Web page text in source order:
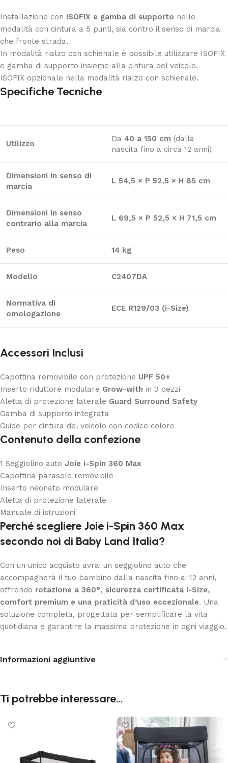
Installazione con ISOFIX e gamba di supporto nelle
modalità con cintura a 5 punti, sia contro il senso di marcia
che fronte strada.
In modalità rialzo con schienale è possibile utilizzare ISOFIX
e gamba di supporto insieme alla cintura del veicolo.
ISOFIX opzionale nella modalità rialzo con schienale.
Specifiche Tecniche
Utilizzo
Da 40 a 150 cm (dalla
nascita fino a circa 12 anni)
Dimensioni in senso di
marcia
L 54,5 × P 52,5 × H 85 cm
Dimensioni in senso
contrario alla marcia
L 69,5 × P 52,5 × H 71,5 cm
Peso 14 kg
Modello C2407DA
Normativa di
omologazione
ECE R129/03 (i-Size)
Accessori Inclusi
Capottina removibile con protezione UPF 50+
Inserto riduttore modulare Grow-with in 3 pezzi
Aletta di protezione laterale Guard Surround Safety
Gamba di supporto integrata
Guide per cintura del veicolo con codice colore
Contenuto della confezione
1 Seggiolino auto Joie i-Spin 360 Max
Capottina parasole removibile
Inserto neonato modulare
Aletta di protezione laterale
Manuale di istruzioni
Perché scegliere Joie i-Spin 360 Max
secondo noi di Baby Land Italia?
Con un unico acquisto avrai un seggiolino auto che
accompagnerà il tuo bambino dalla nascita fino ai 12 anni,
offrendo rotazione a 360°, sicurezza certificata i-Size,
comfort premium e una praticità d’uso eccezionale. Una
soluzione completa, progettata per semplificare la vita
quotidiana e garantire la massima protezione in ogni viaggio.
Informazioni aggiuntive
Ti potrebbe interessare…